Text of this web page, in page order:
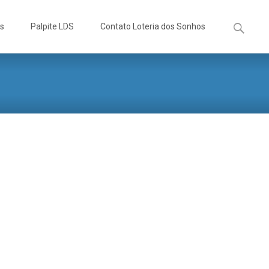
Palpite LDS Contato Loteria dos Sonhos
por: